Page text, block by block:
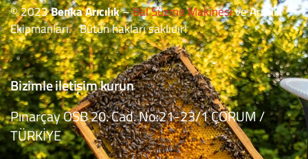
© 2023Benka Arıcılık–Bal Süzme Makinesive Arıcılık
Ekipmanları. Bütün hakları saklıdır!
Bizimle iletişim kurun
Pınarçay OSB 20. Cad. No:21-23/1 ÇORUM /
TÜRKİYE